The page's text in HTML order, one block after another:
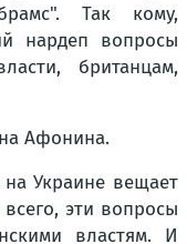
Так кому,
нардеп вопросы
британцам,
Афонина.
Украине вещает
эти вопросы
властям. И